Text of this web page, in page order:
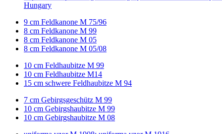
Hungary
9 cm Feldkanone M 75/96
8 cm Feldkanone M 99
8 cm Feldkanone M 05
8 cm Feldkanone M 05/08
10 cm Feldhaubitze M 99
10 cm Feldhaubitze M14
15 cm schwere Feldhaubitze M 94
7 cm Gebirgsgeschütz M 99
10 cm Gebirgshaubitze M 99
10 cm Gebirgshaubitze M 08